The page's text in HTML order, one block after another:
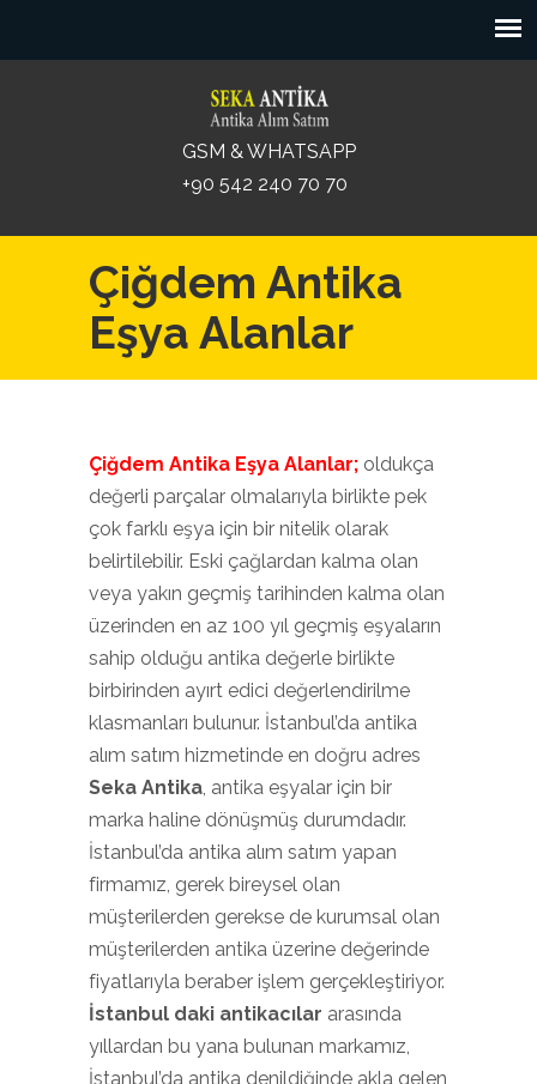
GSM & WHATSAPP
+90 542 240 70 70
Çiğdem Antika
Eşya Alanlar
Çiğdem Antika Eşya Alanlar; oldukça
değerli parçalar olmalarıyla birlikte pek
çok farklı eşya için bir nitelik olarak
belirtilebilir. Eski çağlardan kalma olan
veya yakın geçmiş tarihinden kalma olan
üzerinden en az 100 yıl geçmiş eşyaların
sahip olduğu antika değerle birlikte
birbirinden ayırt edici değerlendirilme
klasmanları bulunur. İstanbul’da antika
alım satım hizmetinde en doğru adres
Seka Antika, antika eşyalar için bir
marka haline dönüşmüş durumdadır.
İstanbul’da antika alım satım yapan
firmamız, gerek bireysel olan
müşterilerden gerekse de kurumsal olan
müşterilerden antika üzerine değerinde
fiyatlarıyla beraber işlem gerçekleştiriyor.
İstanbul daki antikacılar arasında
yıllardan bu yana bulunan markamız,
İstanbul’da antika denildiğinde akla gelen